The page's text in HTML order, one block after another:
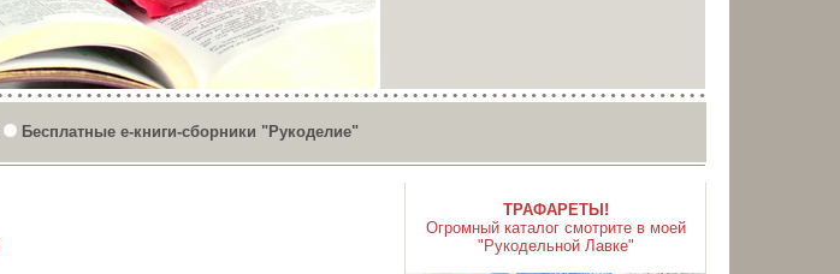
Бесплатные е-книги-сборники "Рукоделие"
ТРАФАРЕТЫ!
Огромный каталог смотрите в моей
"Рукодельной Лавке"